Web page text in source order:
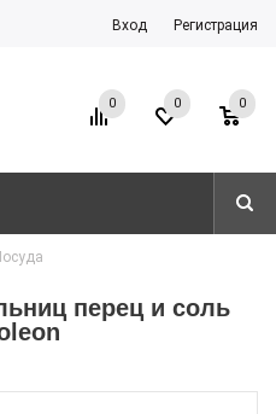
Вход Регистрация
0 0
0
перец и соль